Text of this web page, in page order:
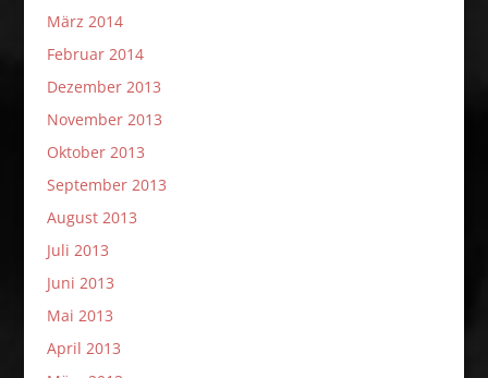
März 2014
Februar 2014
Dezember 2013
November 2013
Oktober 2013
September 2013
August 2013
Juli 2013
Juni 2013
Mai 2013
April 2013